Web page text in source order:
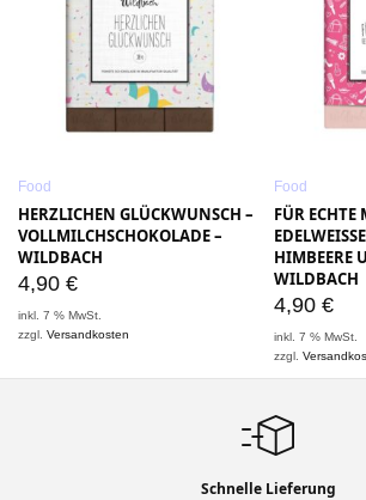
Food
HERZLICHEN GLÜCKWUNSCH –
VOLLMILCHSCHOKOLADE –
WILDBACH
4,90 €
inkl. 7 % MwSt.
zzgl.Versandkosten
Food
FÜR ECHTE
HIMBEERE
WILDBACH
4,90 €
inkl. 7 % MwSt.
zzgl.
Schnelle Lieferung